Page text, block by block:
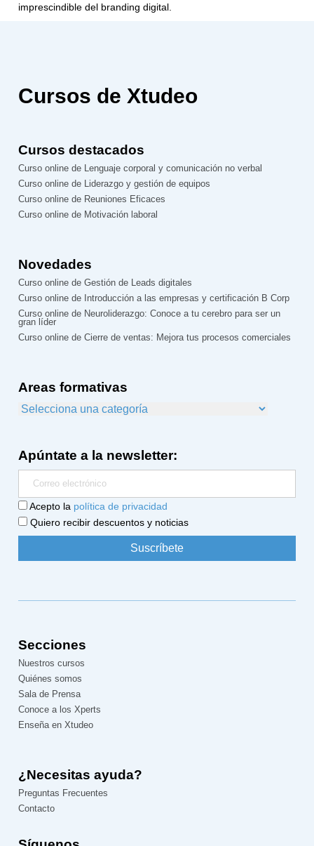
imprescindible del branding digital.
Cursos de Xtudeo
Cursos destacados
Curso online de Lenguaje corporal y comunicación no verbal
Curso online de Liderazgo y gestión de equipos
Curso online de Reuniones Eficaces
Curso online de Motivación laboral
Novedades
Curso online de Gestión de Leads digitales
Curso online de Introducción a las empresas y certificación B Corp
Curso online de Neuroliderazgo: Conoce a tu cerebro para ser un
gran líder
Curso online de Cierre de ventas: Mejora tus procesos comerciales
Areas formativas
Apúntate a la newsletter:
Acepto la política de privacidad
Quiero recibir descuentos y noticias
Secciones
Nuestros cursos
Quiénes somos
Sala de Prensa
Conoce a los Xperts
Enseña en Xtudeo
¿Necesitas ayuda?
Preguntas Frecuentes
Contacto